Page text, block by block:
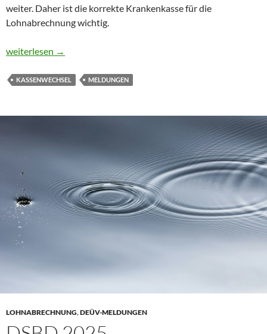
weiter. Daher ist die korrekte Krankenkasse für die
Lohnabrechnung wichtig.
Meldungen bei Krankenkassenwechsel
weiterlesen →
KASSENWECHSEL MELDUNGEN
LOHNABRECHNUNG,DEÜV-MELDUNGEN